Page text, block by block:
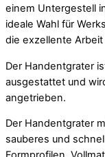
einem Untergestell
ideale Wahl für
die exzellente Arbeit
Der Handentgrater
ausgestattet und
angetrieben.
Der Handentgrater
sauberes und